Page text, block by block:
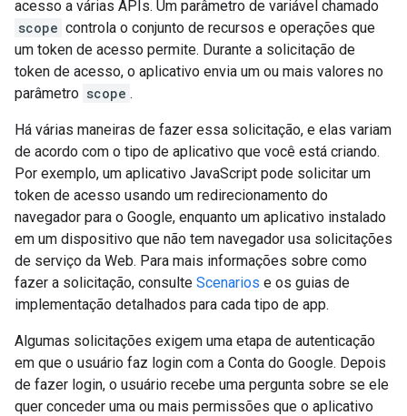
acesso a várias APIs. Um parâmetro de variável chamado
scope controla o conjunto de recursos e operações que
um token de acesso permite. Durante a solicitação de
token de acesso, o aplicativo envia um ou mais valores no
parâmetro scope .
Há várias maneiras de fazer essa solicitação, e elas variam
de acordo com o tipo de aplicativo que você está criando.
Por exemplo, um aplicativo JavaScript pode solicitar um
token de acesso usando um redirecionamento do
navegador para o Google, enquanto um aplicativo instalado
em um dispositivo que não tem navegador usa solicitações
de serviço da Web. Para mais informações sobre como
fazer a solicitação, consulte Scenarios e os guias de
implementação detalhados para cada tipo de app.
Algumas solicitações exigem uma etapa de autenticação
em que o usuário faz login com a Conta do Google. Depois
de fazer login, o usuário recebe uma pergunta sobre se ele
quer conceder uma ou mais permissões que o aplicativo